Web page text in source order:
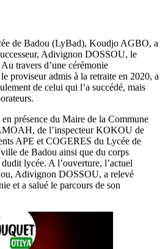
de Badou (LyBad), Koudjo AGBO, a
Adivignon DOSSOU, le
travers d’une cérémonie
proviseur admis à la retraite en 2020, a
de celui qui l’a succédé, mais
en présence du Maire de la Commune
de l’inspecteur KOKOU de
APE et COGERES du Lycée de
de Badou ainsi que du corps
lycée. A l’ouverture, l’actuel
Adivignon DOSSOU, a relevé
et a salué le parcours de son